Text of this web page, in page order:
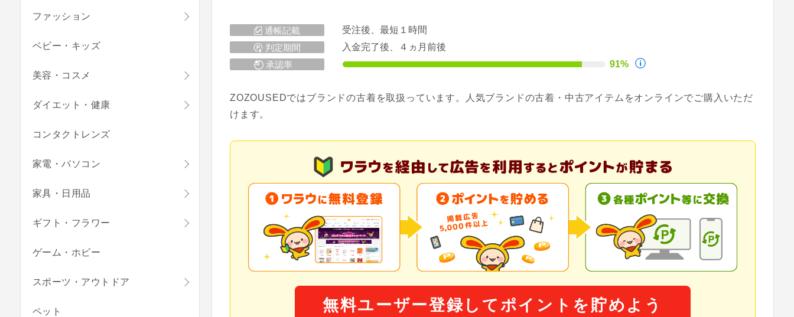
通帳記載
受注後、最短１時間
判定期間
入金完了後、４ヵ月前後
承認率
91%
ZOZOUSEDではブランドの古着を取扱っています。人気ブランドの古着・中古アイテムをオンラインでご購入いただ
けます。
無料ユーザー登録してポイントを貯めよう
ファッション
ベビー・キッズ
美容・コスメ
ダイエット・健康
コンタクトレンズ
家電・パソコン
家具・日用品
ギフト・フラワー
ゲーム・ホビー
スポーツ・アウトドア
ペット